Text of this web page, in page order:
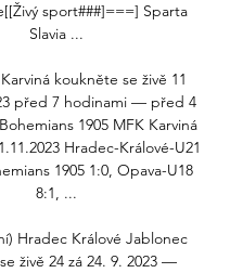
sport###]===] Sparta
Slavia ...
koukněte se živě 11
před 7 hodinami — před 4
1905 MFK Karviná
Hradec-Králové-U21
1905 1:0, Opava-U18
8:1, ...
Hradec Králové Jablonec
živě 24 zá 24. 9. 2023 —